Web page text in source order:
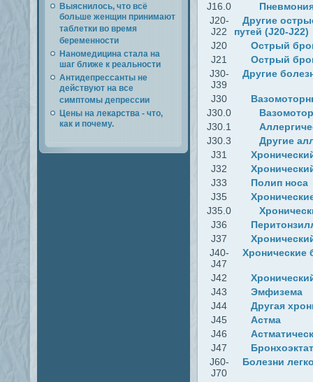
Выяснилось, что всё
больше женщин принимают
таблетки во время
беременности
Наномедицина стала на
шаг ближе к реальности
Антидепрессанты не
действуют на все
симптомы депрессии
Цены на лекарства - что,
как и почему.
J16.0
J20-
J22
Другие
путей (J20-J22)
J20
Острый
J21
Острый
J30-
J39
Другие
J30
J30.0
J30.1
J30.3
Другие
J31
J32
J33
Полип носа
J35
J35.0
J36
J37
J40-
J47
Хронические
J42
J43
Эмфизема
J44
Другая
J45
Астма
J46
J47
J60-
J70
Болезни